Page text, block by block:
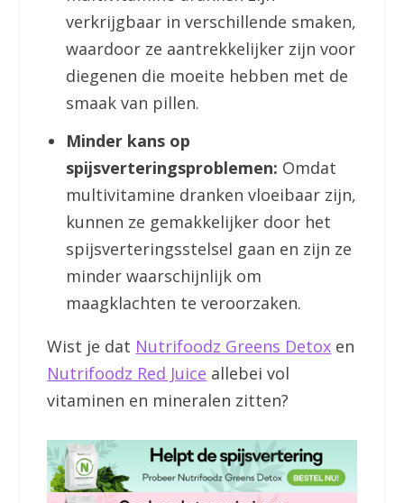
verkrijgbaar in verschillende smaken,
waardoor ze aantrekkelijker zijn voor
diegenen die moeite hebben met de
smaak van pillen.
Minder kans op
spijsverteringsproblemen: Omdat
multivitamine dranken vloeibaar zijn,
kunnen ze gemakkelijker door het
spijsverteringsstelsel gaan en zijn ze
minder waarschijnlijk om
maagklachten te veroorzaken.
Wist je dat Nutrifoodz Greens Detox en
Nutrifoodz Red Juice allebei vol
vitaminen en mineralen zitten?